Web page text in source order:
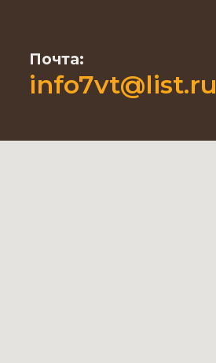
Почта:
info7vt@list.ru